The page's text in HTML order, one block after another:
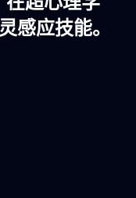
感应技能。